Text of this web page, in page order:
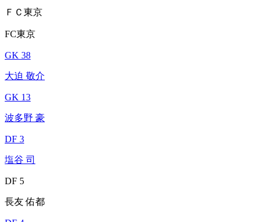
ＦＣ東京
FC東京
GK 38
大迫 敬介
GK 13
波多野 豪
DF 3
塩谷 司
DF 5
長友 佑都